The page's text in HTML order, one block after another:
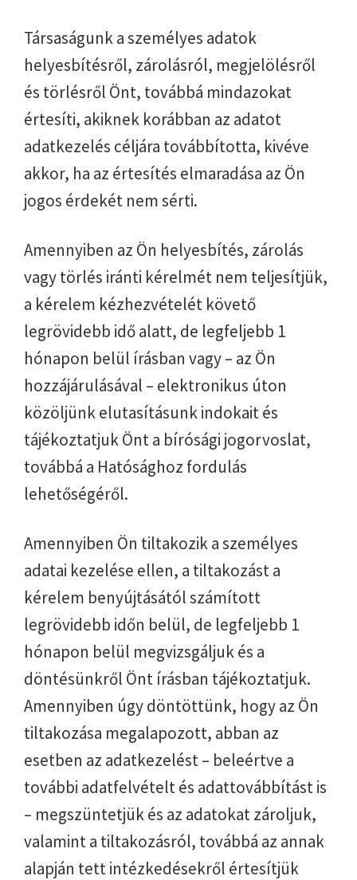
Társaságunk a személyes adatok
helyesbítésről, zárolásról, megjelölésről
és törlésről Önt, továbbá mindazokat
értesíti, akiknek korábban az adatot
adatkezelés céljára továbbította, kivéve
akkor, ha az értesítés elmaradása az Ön
jogos érdekét nem sérti.
Amennyiben az Ön helyesbítés, zárolás
vagy törlés iránti kérelmét nem teljesítjük,
a kérelem kézhezvételét követő
legrövidebb idő alatt, de legfeljebb 1
hónapon belül írásban vagy – az Ön
hozzájárulásával – elektronikus úton
közöljünk elutasításunk indokait és
tájékoztatjuk Önt a bírósági jogorvoslat,
továbbá a Hatósághoz fordulás
lehetőségéről.
Amennyiben Ön tiltakozik a személyes
adatai kezelése ellen, a tiltakozást a
kérelem benyújtásától számított
legrövidebb időn belül, de legfeljebb 1
hónapon belül megvizsgáljuk és a
döntésünkről Önt írásban tájékoztatjuk.
Amennyiben úgy döntöttünk, hogy az Ön
tiltakozása megalapozott, abban az
esetben az adatkezelést – beleértve a
további adatfelvételt és adattovábbítást is
– megszüntetjük és az adatokat zároljuk,
valamint a tiltakozásról, továbbá az annak
alapján tett intézkedésekről értesítjük